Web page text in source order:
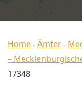
Home-Ämter-
–
17348